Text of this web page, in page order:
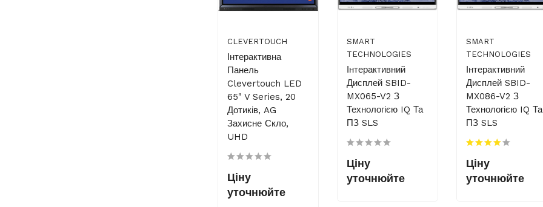
CLEVERTOUCH
Інтерактивна
Панель
Clevertouch LED
65" V Series, 20
Дотиків, AG
Захисне Скло,
UHD
Ціну
уточнюйте
SMART
TECHNOLOGIES
Інтерактивний
Дисплей SBID-
MX065-V2 З
Технологією IQ Та
ПЗ SLS
Ціну
уточнюйте
SMART
TECHNOLOGIES
Інтерактивний
Дисплей SBID-
MX086-V2 З
Технологією IQ Та
ПЗ SLS
Ціну
уточнюйте